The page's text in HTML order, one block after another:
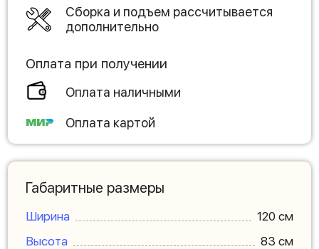
Сборка и подъем рассчитывается
дополнительно
Оплата при получении
Оплата наличными
Оплата картой
Габаритные размеры
Ширина
120 см
Высота
83 см